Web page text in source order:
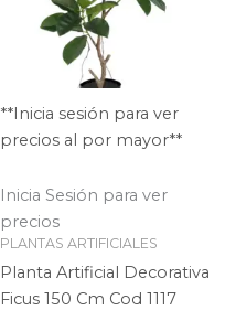
**Inicia sesión para ver
precios al por mayor**
Inicia Sesión para ver
precios
PLANTAS ARTIFICIALES
Planta Artificial Decorativa
Ficus 150 Cm Cod 1117